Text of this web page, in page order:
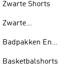
Zwarte Shorts
Zwarte
Badpakken En
Basketbalshorts